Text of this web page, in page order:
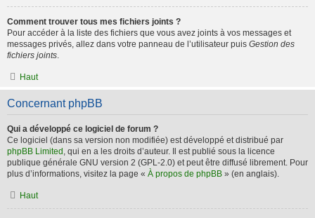
Comment trouver tous mes fichiers joints ?
Pour accéder à la liste des fichiers que vous avez joints à vos messages et
messages privés, allez dans votre panneau de l’utilisateur puis Gestion des
fichiers joints.
Haut
Concernant phpBB
Qui a développé ce logiciel de forum ?
Ce logiciel (dans sa version non modifiée) est développé et distribué par
phpBB Limited , qui en a les droits d’auteur. Il est publié sous la licence
publique générale GNU version 2 (GPL-2.0) et peut être diffusé librement. Pour
plus d’informations, visitez la page « À propos de phpBB » (en anglais).
Haut